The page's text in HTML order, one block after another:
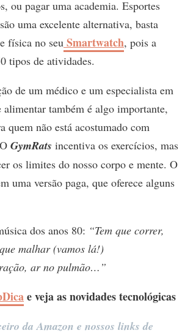
ou pagar uma academia. Esportes
uma excelente alternativa, basta
física no seu Smartwatch, pois a
tipos de atividades.
de um médico e um especialista em
também é algo importante,
quem não está acostumado com
GymRats incentiva os exercícios, mas
os limites do nosso corpo e mente. O
uma versão paga, que oferece alguns
dos anos 80: “Tem que correr,
malhar (vamos lá!)
ar no pulmão…”
e veja as novidades tecnológicas
da Amazon e nossos links de